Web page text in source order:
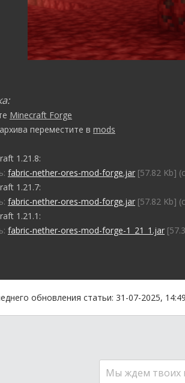
Minecraft Forge
переместите в mods
1.21.8:
fabric-nether-ores-mod-forge.jar [57.82 Kb]
1.21.7:
fabric-nether-ores-mod-forge.jar [57.82 Kb]
1.21.1:
fabric-nether-ores-mod-forge-1_21_1.jar
обновления статьи: 31-07-2025, 14:49
Мы ждем твоих